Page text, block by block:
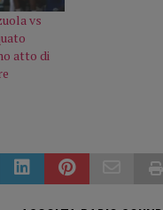
vs
atto di